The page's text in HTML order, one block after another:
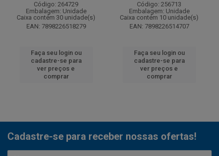
Código: 264729
Embalagem: Unidade
Caixa contém 30 unidade(s)
EAN: 7898226518279
Faça seu login ou
cadastre-se para
ver preços e
comprar
Código: 256713
Embalagem: Unidade
Caixa contém 10 unidade(s)
EAN: 7898226514707
Faça seu login ou
cadastre-se para
ver preços e
comprar
Cadastre-se para receber nossas ofertas!